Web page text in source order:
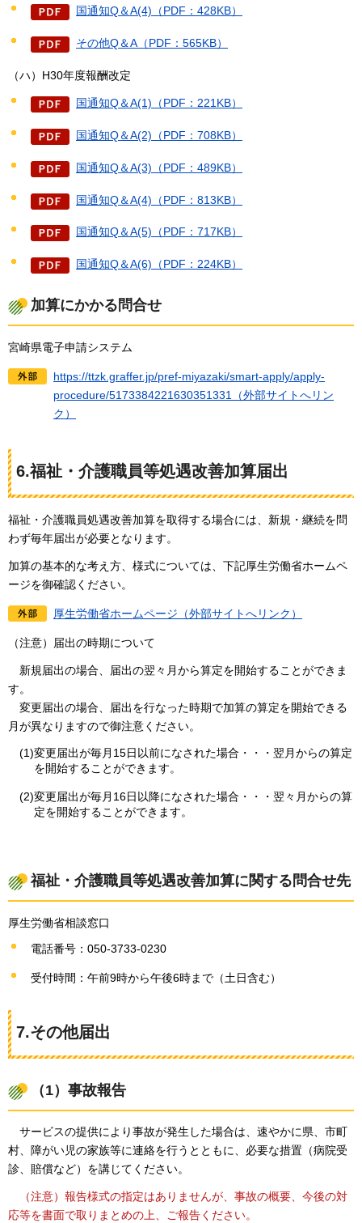
国通知Q＆A(4)（PDF：428KB）
その他Q＆A（PDF：565KB）
（ハ）H30年度報酬改定
国通知Q＆A(1)（PDF：221KB）
国通知Q＆A(2)（PDF：708KB）
国通知Q＆A(3)（PDF：489KB）
国通知Q＆A(4)（PDF：813KB）
国通知Q＆A(5)（PDF：717KB）
国通知Q＆A(6)（PDF：224KB）
加算にかかる問合せ
宮崎県電子申請システム
https://ttzk.graffer.jp/pref-miyazaki/smart-apply/apply-
procedure/5173384221630351331（外部サイトへリン
ク）
6.福祉・介護職員等処遇改善加算届出
福祉・介護職員処遇改善加算を取得する場合には、新規・継続を問
わず毎年届出が必要となります。
加算の基本的な考え方、様式については、下記厚生労働省ホームペ
ージを御確認ください。
厚生労働省ホームページ（外部サイトへリンク）
（注意）届出の時期について
新規届出の場合、届出の翌々月から算定を開始することができま
す。
変更届出の場合、届出を行なった時期で加算の算定を開始できる
月が異なりますので御注意ください。
(1)変更届出が毎月15日以前になされた場合・・・翌月からの算定
を開始することができます。
(2)変更届出が毎月16日以降になされた場合・・・翌々月からの算
定を開始することができます。
福祉・介護職員等処遇改善加算に関する問合せ先
厚生労働省相談窓口
電話番号：050-3733-0230
受付時間：午前9時から午後6時まで（土日含む）
7.その他届出
（1）事故報告
サービスの提供により事故が発生した場合は、速やかに県、市町
村、障がい児の家族等に連絡を行うとともに、必要な措置（病院受
診、賠償など）を講じてください。
（注意） 報告様式の指定はありませんが、事故の概要、今後の対
応等を書面で取りまとめの上、ご報告ください。